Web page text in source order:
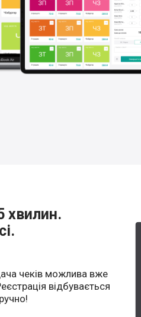
хвилин.
чеків можлива вже
відбувається